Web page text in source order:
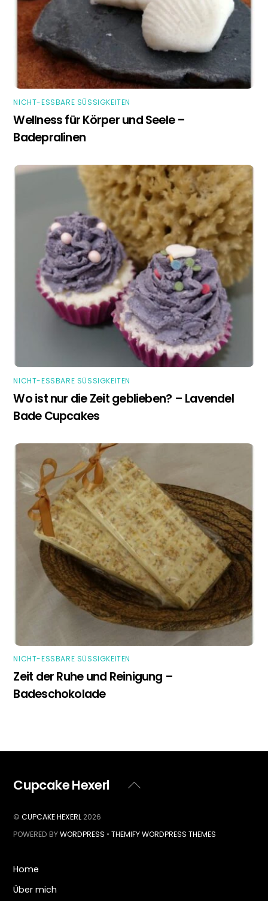
NICHT-ESSBARE SÜSSIGKEITEN
Wellness für Körper und Seele –
Badepralinen
NICHT-ESSBARE SÜSSIGKEITEN
Wo ist nur die Zeit geblieben? – Lavendel
Bade Cupcakes
NICHT-ESSBARE SÜSSIGKEITEN
Zeit der Ruhe und Reinigung –
Badeschokolade
Back
Cupcake Hexerl
©CUPCAKE HEXERL 2026
POWERED BYWORDPRESS •THEMIFY WORDPRESS THEMES
Home
Über mich